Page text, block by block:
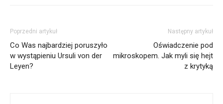
Poprzedni artykuł
Co Was najbardziej poruszyło
w wystąpieniu Ursuli von der
Leyen?
Następny artykuł
Oświadczenie pod
mikroskopem. Jak myli się hejt
z krytyką